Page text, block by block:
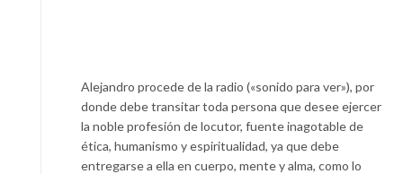
Alejandro procede de la radio («sonido para ver»), por
donde debe transitar toda persona que desee ejercer
la noble profesión de locutor, fuente inagotable de
ética, humanismo y espiritualidad, ya que debe
entregarse a ella en cuerpo, mente y alma, como lo